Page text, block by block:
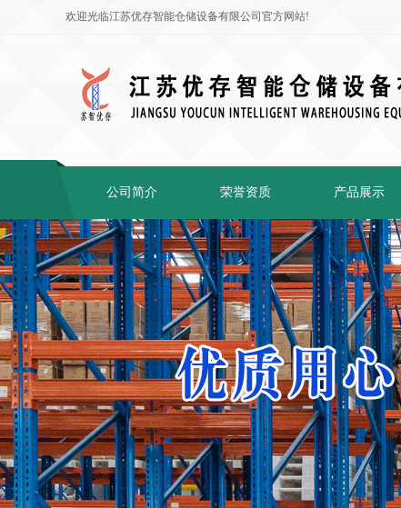
欢迎光临江苏优存智能仓储设备有限公司官方网站!
公司简介 荣誉资质 产品展示